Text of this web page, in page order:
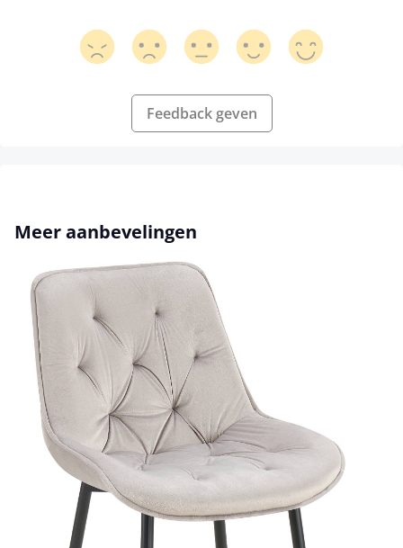
Feedback geven
Productgalerij overslaan
Meer aanbevelingen